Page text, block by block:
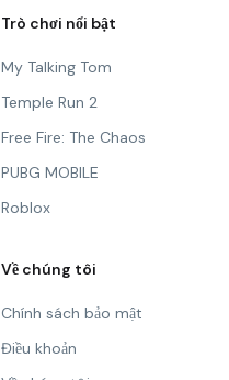
Trò chơi nổi bật
My Talking Tom
Temple Run 2
Free Fire: The Chaos
PUBG MOBILE
Roblox
Về chúng tôi
Chính sách bảo mật
Điều khoản